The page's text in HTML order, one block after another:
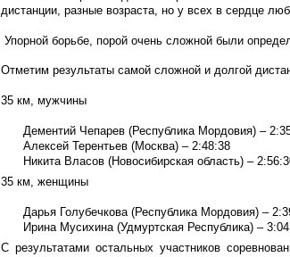
дистанции, разные возраста, но у всех в сердце
Упорной борьбе, порой очень сложной были
Отметим результаты самой сложной и долгой
35 км, мужчины
Дементий Чепарев (Республика Мордовия) –
Алексей Терентьев (Москва) – 2:48:38
Никита Власов (Новосибирская область) –
35 км, женщины
Дарья Голубечкова (Республика Мордовия) –
Ирина Мусихина (Удмуртская Республика) –
С результатами остальных участников